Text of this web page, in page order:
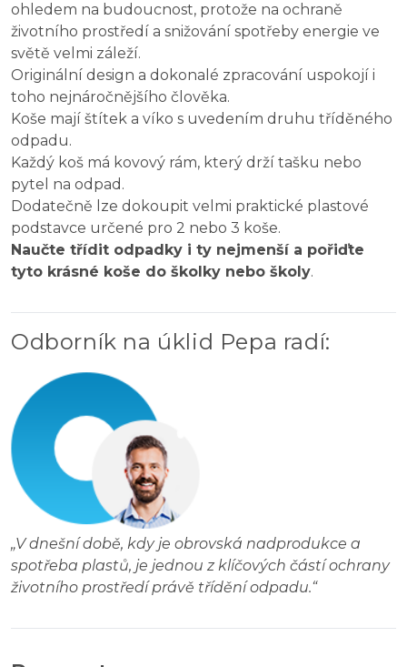
ohledem na budoucnost, protože na ochraně
životního prostředí a snižování spotřeby energie ve
světě velmi záleží.
Originální design a dokonalé zpracování uspokojí i
toho nejnáročnějšího člověka.
Koše mají štítek a víko s uvedením druhu tříděného
odpadu.
Každý koš má kovový rám, který drží tašku nebo
pytel na odpad.
Dodatečně lze dokoupit velmi praktické plastové
podstavce určené pro 2 nebo 3 koše.
Naučte třídit odpadky i ty nejmenší a pořiďte
tyto krásné koše do školky nebo školy.
Odborník na úklid Pepa radí:
„V dnešní době, kdy je obrovská nadprodukce a
spotřeba plastů, je jednou z klíčových částí ochrany
životního prostředí právě třídění odpadu.“